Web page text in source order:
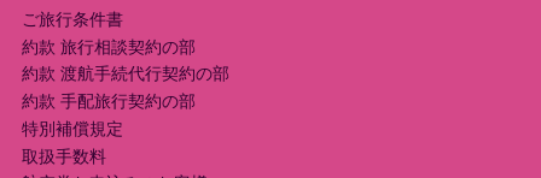
ご旅行条件書
約款 旅行相談契約の部
約款 渡航手続代行契約の部
約款 手配旅行契約の部
特別補償規定
取扱手数料